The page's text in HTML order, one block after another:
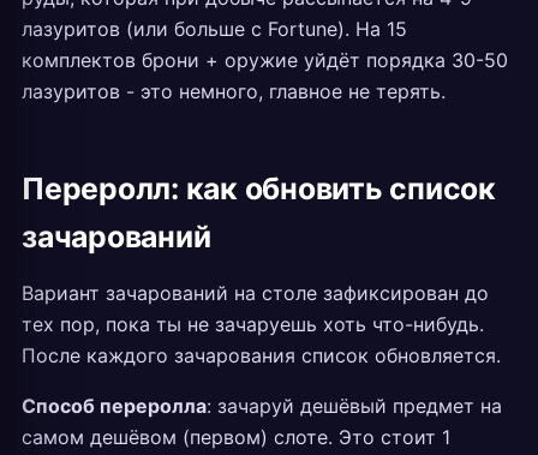
лазуритов (или больше с Fortune). На 15
комплектов брони + оружие уйдёт порядка 30-50
лазуритов - это немного, главное не терять.
Переролл: как обновить список
зачарований
Вариант зачарований на столе зафиксирован до
тех пор, пока ты не зачаруешь хоть что-нибудь.
После каждого зачарования список обновляется.
Способ переролла: зачаруй дешёвый предмет на
самом дешёвом (первом) слоте. Это стоит 1